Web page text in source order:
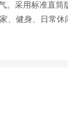
。采用标准直筒
、健身、日常